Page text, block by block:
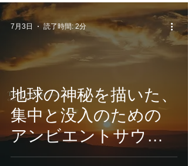
Linen Note』7月3日配
信開始
地球の神秘を描いた、
集中と没入のための
アンビエントサウン
ド。CROIX
7月3日 読了時間: 2分